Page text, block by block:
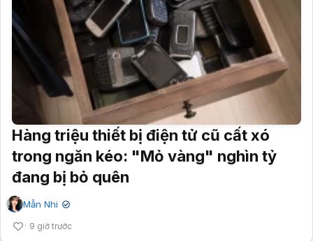
Hàng triệu thiết bị điện tử cũ cất xó
trong ngăn kéo: "Mỏ vàng" nghìn tỷ
đang bị bỏ quên
Mẫn Nhi ✔
9 giờ trước